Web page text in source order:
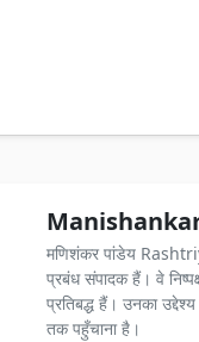
मणिशंकर पांडेय
प्रबंध संपादक हैं। वे
प्रतिबद्ध हैं। उनका
तक पहुँचाना है।